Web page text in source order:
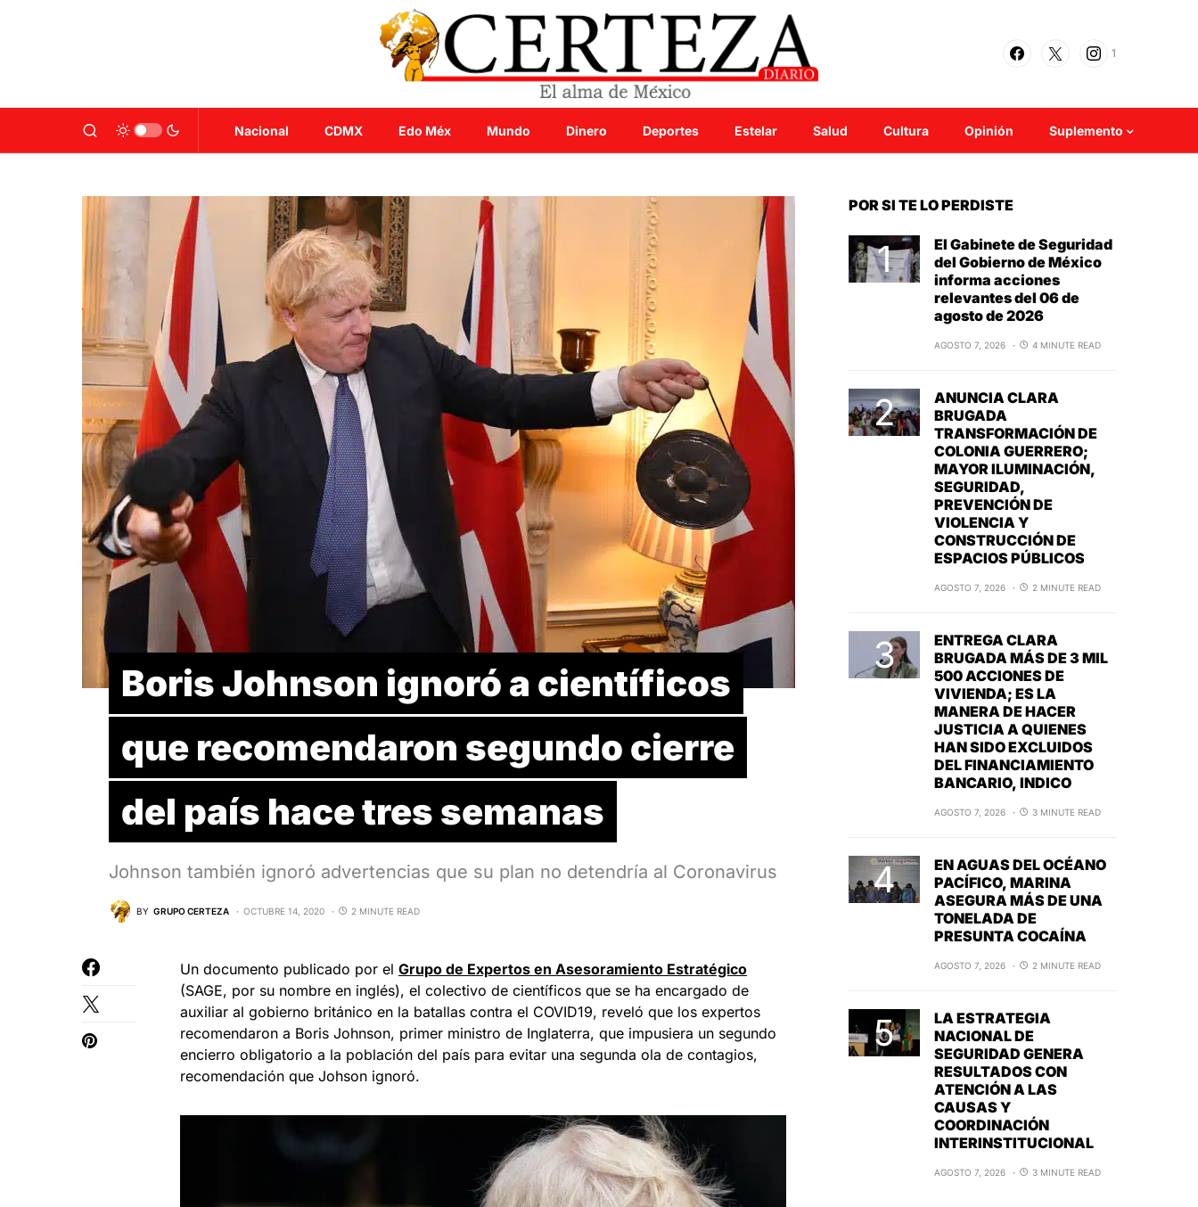
1
Nacional CDMX Edo Méx Mundo Dinero Deportes Estelar Salud Cultura Opinión Suplemento
Boris Johnson ignoró a científicos
que recomendaron segundo cierre
del país hace tres semanas
Johnson también ignoró advertencias que su plan no detendría al Coronavirus
BY GRUPO CERTEZA OCTUBRE 14, 2020 2 MINUTE READ
Un documento publicado por el Grupo de Expertos en Asesoramiento Estratégico
(SAGE, por su nombre en inglés), el colectivo de científicos que se ha encargado de
auxiliar al gobierno británico en la batallas contra el COVID19, reveló que los expertos
recomendaron a Boris Johnson, primer ministro de Inglaterra, que impusiera un segundo
encierro obligatorio a la población del país para evitar una segunda ola de contagios,
recomendación que Johson ignoró.
POR SI TE LO PERDISTE
El Gabinete de Seguridad
del Gobierno de México
informa acciones
relevantes del 06 de
agosto de 2026
AGOSTO 7, 2026 4 MINUTE READ
ANUNCIA CLARA
BRUGADA
TRANSFORMACIÓN DE
COLONIA GUERRERO;
MAYOR ILUMINACIÓN,
SEGURIDAD,
PREVENCIÓN DE
VIOLENCIA Y
CONSTRUCCIÓN DE
ESPACIOS PÚBLICOS
AGOSTO 7, 2026 2 MINUTE READ
ENTREGA CLARA
BRUGADA MÁS DE 3 MIL
500 ACCIONES DE
VIVIENDA; ES LA
MANERA DE HACER
JUSTICIA A QUIENES
HAN SIDO EXCLUIDOS
DEL FINANCIAMIENTO
BANCARIO, INDICO
AGOSTO 7, 2026 3 MINUTE READ
EN AGUAS DEL OCÉANO
PACÍFICO, MARINA
ASEGURA MÁS DE UNA
TONELADA DE
PRESUNTA COCAÍNA
AGOSTO 7, 2026 2 MINUTE READ
LA ESTRATEGIA
NACIONAL DE
SEGURIDAD GENERA
RESULTADOS CON
ATENCIÓN A LAS
CAUSAS Y
COORDINACIÓN
INTERINSTITUCIONAL
AGOSTO 7, 2026 3 MINUTE READ